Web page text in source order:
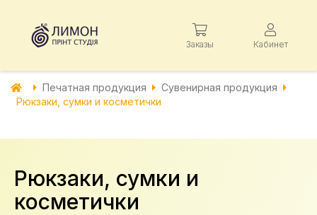
Заказы Кабинет
Печатная продукция
Сувенирная продукция
Рюкзаки, сумки и косметички
Рюкзаки, сумки и
косметички